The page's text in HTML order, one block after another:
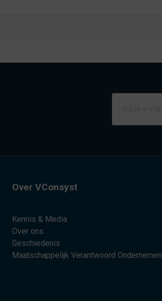
Over VConsyst
Kennis & Media
Over ons
Geschiedenis
Maatschappelijk Verantwoord Ondernemen